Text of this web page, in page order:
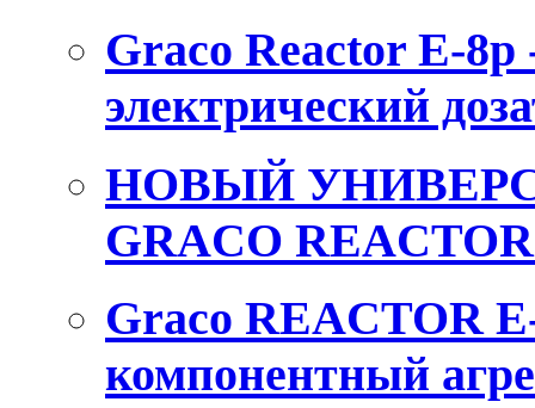
Graco Reactor E-
электрический
НОВЫЙ
GRACO
Graco REACTOR
компонентный